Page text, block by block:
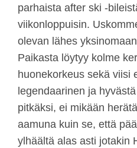
parhaista after ski -
viikonloppuisin.
olevan lähes
Paikasta löytyy kolme
huonekorkeus sekä viisi
legendaarinen ja
pitkäksi, ei mikään
aamuna kuin se, että
ylhäältä alas asti jotakin